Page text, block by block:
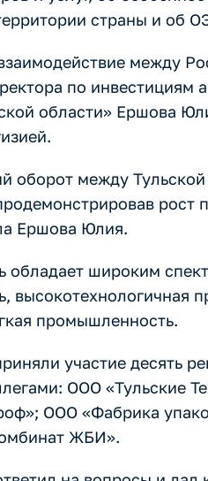
страны и об
между
по инвестициям
области» Ершова
оборот между
рост
Ершова Юлия.
обладает широким
высокотехнологичная
промышленность.
участие десять
ООО
ООО «Фабрика
ЖБИ».